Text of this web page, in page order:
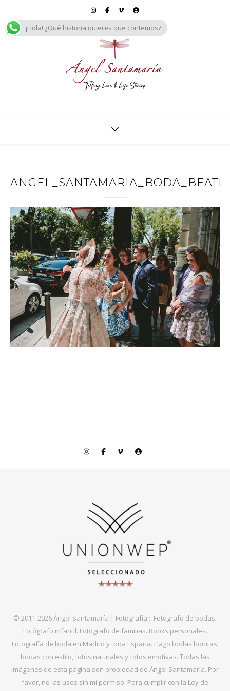
© 2011-2026 Ángel Santamaría | Fotografía :: Fotógrafo de bodas.
Fotógrafo infantil. Fotógrafo de familias. Books personales.
Fotografía de boda en Madrid y toda España. Hago bodas bonitas,
bodas con estilo, fotos naturales y fotos emotivas. Todas las
imágenes de esta página son propiedad de Ángel Santamaría. Por
favor, no las uses sin mi permiso. Para cumplir con la Ley de
¡Hola! ¿Qué historia quieres que contemos?